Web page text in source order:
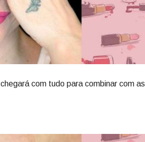
com tudo para combinar com as